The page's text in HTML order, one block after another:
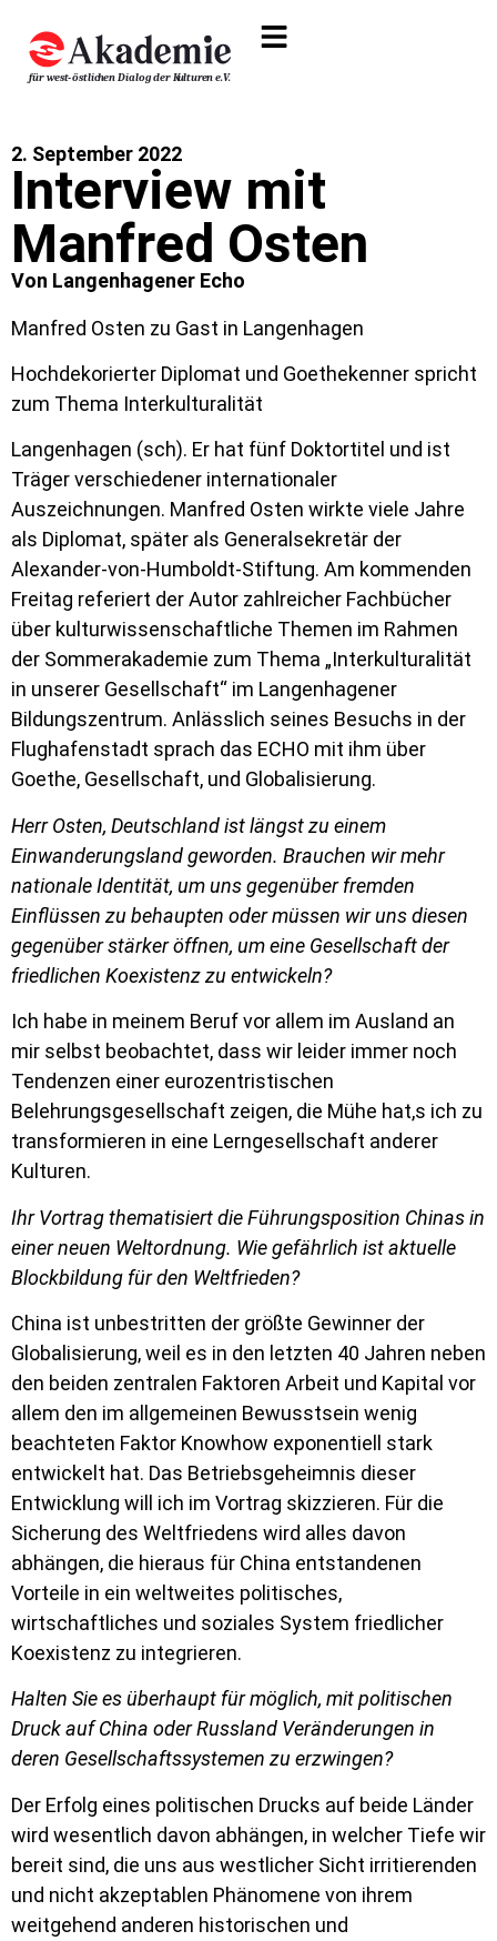
2. September 2022
Interview mit
Manfred Osten
Von Langenhagener Echo
Manfred Osten zu Gast in Langenhagen
Hochdekorierter Diplomat und Goethekenner spricht
zum Thema Interkulturalität
Langenhagen (sch). Er hat fünf Doktortitel und ist
Träger verschiedener internationaler
Auszeichnungen. Manfred Osten wirkte viele Jahre
als Diplomat, später als Generalsekretär der
Alexander-von-Humboldt-Stiftung. Am kommenden
Freitag referiert der Autor zahlreicher Fachbücher
über kulturwissenschaftliche Themen im Rahmen
der Sommerakademie zum Thema „Interkulturalität
in unserer Gesellschaft“ im Langenhagener
Bildungszentrum. Anlässlich seines Besuchs in der
Flughafenstadt sprach das ECHO mit ihm über
Goethe, Gesellschaft, und Globalisierung.
Herr Osten, Deutschland ist längst zu einem
Einwanderungsland geworden. Brauchen wir mehr
nationale Identität, um uns gegenüber fremden
Einflüssen zu behaupten oder müssen wir uns diesen
gegenüber stärker öffnen, um eine Gesellschaft der
friedlichen Koexistenz zu entwickeln?
Ich habe in meinem Beruf vor allem im Ausland an
mir selbst beobachtet, dass wir leider immer noch
Tendenzen einer eurozentristischen
Belehrungsgesellschaft zeigen, die Mühe hat,s ich zu
transformieren in eine Lerngesellschaft anderer
Kulturen.
Ihr Vortrag thematisiert die Führungsposition Chinas in
einer neuen Weltordnung. Wie gefährlich ist aktuelle
Blockbildung für den Weltfrieden?
China ist unbestritten der größte Gewinner der
Globalisierung, weil es in den letzten 40 Jahren neben
den beiden zentralen Faktoren Arbeit und Kapital vor
allem den im allgemeinen Bewusstsein wenig
beachteten Faktor Knowhow exponentiell stark
entwickelt hat. Das Betriebsgeheimnis dieser
Entwicklung will ich im Vortrag skizzieren. Für die
Sicherung des Weltfriedens wird alles davon
abhängen, die hieraus für China entstandenen
Vorteile in ein weltweites politisches,
wirtschaftliches und soziales System friedlicher
Koexistenz zu integrieren.
Halten Sie es überhaupt für möglich, mit politischen
Druck auf China oder Russland Veränderungen in
deren Gesellschaftssystemen zu erzwingen?
Der Erfolg eines politischen Drucks auf beide Länder
wird wesentlich davon abhängen, in welcher Tiefe wir
bereit sind, die uns aus westlicher Sicht irritierenden
und nicht akzeptablen Phänomene von ihrem
weitgehend anderen historischen und